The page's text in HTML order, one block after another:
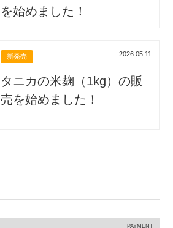
を始めました！
新発売 2026.05.11
タニカの米麹（1kg）の販
売を始めました！
PAYMENT